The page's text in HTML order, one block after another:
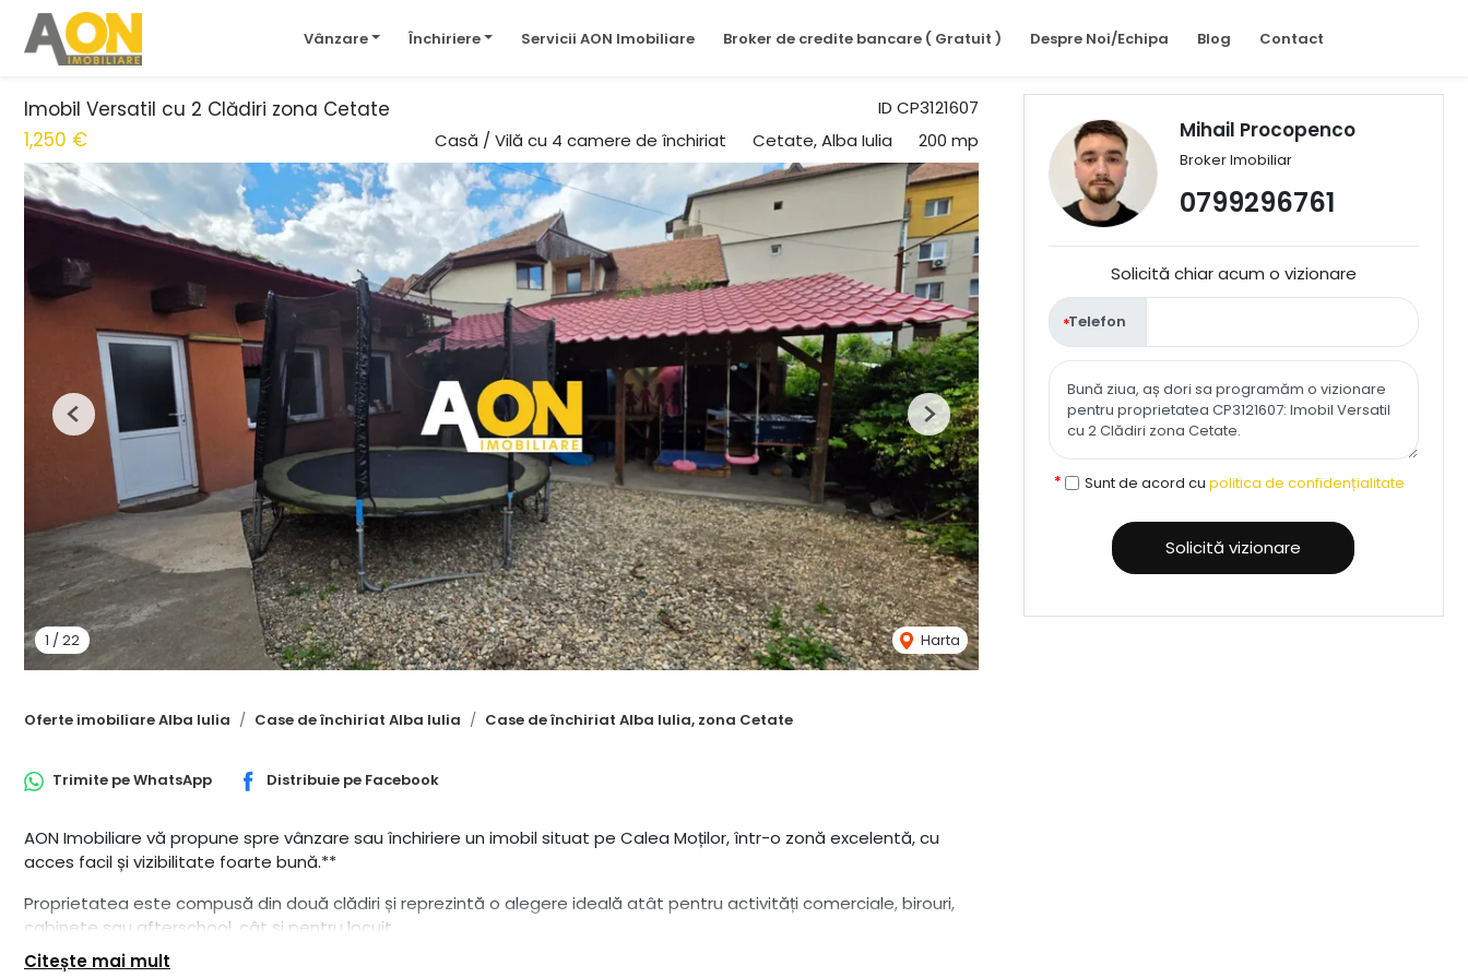
Vânzare Închiriere Servicii AON Imobiliare Broker de credite bancare ( Gratuit ) Despre Noi/Echipa Blog Contact
ID CP3121607
Imobil Versatil cu 2 Clădiri zona Cetate
1,250 €
Casă / Vilă cu 4 camere de închiriat Cetate, Alba Iulia 200 mp
1 / 22 Harta
Previous Next
Oferte imobiliare Alba Iulia Case de închiriat Alba Iulia Case de închiriat Alba Iulia, zona Cetate
Trimite peWhatsApp Distribuie pe Facebook
AON Imobiliare vă propune spre vânzare sau închiriere un imobil situat pe Calea Moților, într-o zonă excelentă, cu
acces facil și vizibilitate foarte bună.**
Proprietatea este compusă din două clădiri și reprezintă o alegere ideală atât pentru activități comerciale, birouri,
cabinete sau afterschool, cât și pentru locuit.
Clădirea principală, situată la stradă, este dotată cu aer condiționat și dispune de 4 camere generoase, un hol
Citește mai mult
Mihail Procopenco
Broker Imobiliar
0799296761
Solicită chiar acum o vizionare
Telefon
Sunt de acord cu politica de confidențialitate
Solicită vizionare